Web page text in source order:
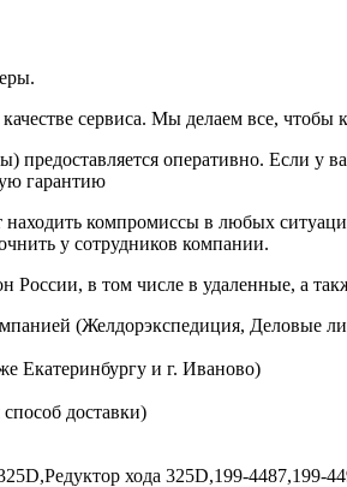
сервиса. Мы делаем все,
предоставляется оперативно. Если у
гарантию
находить компромиссы в любых
у сотрудников компании.
России, в том числе в удаленные, а
(Желдорэкспедиция, Деловые
Екатеринбургу и г. Иваново)
доставки)
Редуктор хода 325D,199-4487,199-